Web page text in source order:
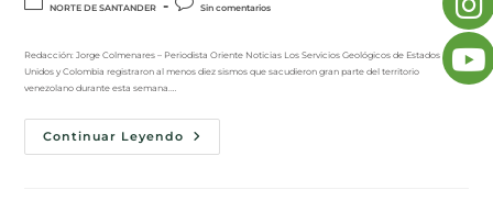
NORTE DE SANTANDER Sin comentarios
Redacción: Jorge Colmenares – Periodista Oriente Noticias Los Servicios Geológicos de Estados
Unidos y Colombia registraron al menos diez sismos que sacudieron gran parte del territorio
venezolano durante esta semana.…
Continuar Leyendo